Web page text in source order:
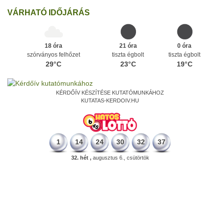
VÁRHATÓ IDŐJÁRÁS
18 óra
szórványos felhőzet
29°C
21 óra
tiszta égbolt
23°C
0 óra
tiszta égbolt
19°C
KÉRDŐÍV KÉSZÍTÉSE KUTATÓMUNKÁHOZ
KUTATAS-KERDOIV.HU
1 14 24 30 32 37
32. hét ,augusztus 6., csütörtök